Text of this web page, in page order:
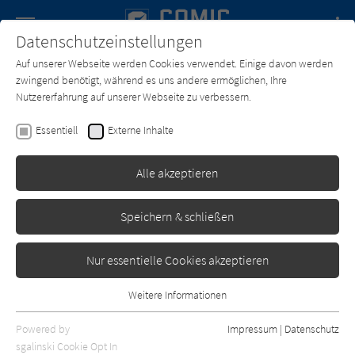
SUCHE Forum Charts Newsletter
Text: Lewis Trondheim Zeichner:
Ralph Azham 5: Das Land
der blauen Dämonen
Reprodukt
Datenschutzeinstellungen
Auf unserer Webseite werden Cookies verwendet. Einige davon werden
zwingend benötigt, während es uns andere ermöglichen, Ihre
Nutzererfahrung auf unserer Webseite zu verbessern.
Essentiell Externe Inhalte
Alle akzeptieren
Speichern & schließen
Nur essentielle Cookies akzeptieren
Essentielle Cookies werden für grundlegende Funktionen der
Webseite benötigt. Dadurch ist gewährleistet, dass die Webseite
Weitere Informationen
Powered by
sgalinski Cookie Opt In
Impressum | Datenschutz